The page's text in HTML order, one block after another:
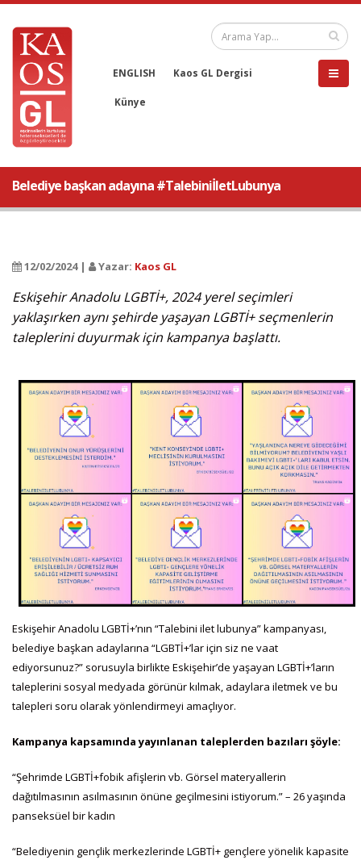
ENGLISH Kaos GL Dergisi
Künye
Belediye başkan adayına #TalebiniİletLubunya
12/02/2024 | Yazar: Kaos GL
Eskişehir Anadolu LGBTİ+, 2024 yerel seçimleri
yaklaşırken aynı şehirde yaşayan LGBTİ+ seçmenlerin
taleplerini duyurmak için kampanya başlattı.
Eskişehir Anadolu LGBTİ+’nın “Talebini ilet lubunya” kampanyası,
belediye başkan adaylarına “LGBTİ+’lar için siz ne vaat
ediyorsunuz?” sorusuyla birlikte Eskişehir’de yaşayan LGBTİ+’ların
taleplerini sosyal medyada görünür kılmak, adaylara iletmek ve bu
talepleri soru olarak yönlendirmeyi amaçlıyor.
Kampanya kapsamında yayınlanan taleplerden bazıları şöyle:
“Şehrimde LGBTİ+fobik afişlerin vb. Görsel materyallerin
dağıtılmasının asılmasının önüne geçilmesini istiyorum.” – 26 yaşında
panseksüel bir kadın
“Belediyenin gençlik merkezlerinde LGBTİ+ gençlere yönelik kapasite